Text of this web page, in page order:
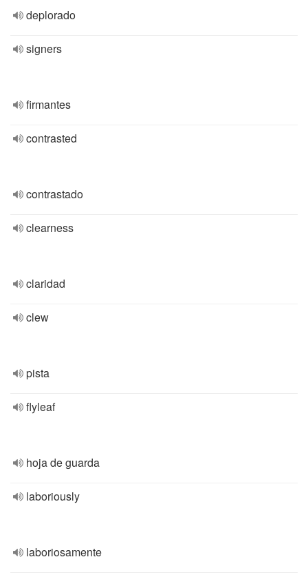
deplorado
signers
firmantes
contrasted
contrastado
clearness
claridad
clew
pista
flyleaf
hoja de guarda
laboriously
laboriosamente